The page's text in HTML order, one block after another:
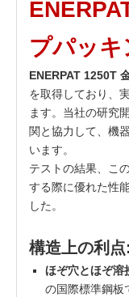
プパッ
ENERPAT 1250T
を取得しており、
ます。当社の研究
関と協力して、機
います。
テストの結果、こ
する際に優れた性
した。
構造上の利点:
ほぞ穴とほぞ溶
の国際標準鋼板